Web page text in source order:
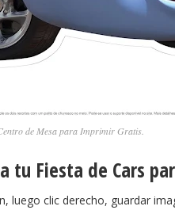
de Mesa para Imprimir Gratis.
tu Fiesta de Cars
luego clic derecho, guardar